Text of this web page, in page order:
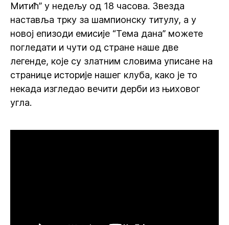
Митић” у недељу од 18 часова. Звезда
наставља трку за шампионску титулу, а у
новој епизоди емисије “Тема дана” можете
погледати и чути од стране наше две
легенде, које су златним словима уписане на
странице историје нашег клуба, како је то
некада изгледао вечити дерби из њиховог
угла.